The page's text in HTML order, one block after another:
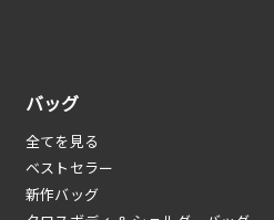
バッグ
全てを見る
ベストセラー
新作バッグ